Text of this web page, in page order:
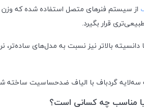
از سیستم فنرهای متصل استفاده شده که
قرار بگیرد.
دانسیته بالاتر نیز نسبت به مدل‌های
سه‌لایه گردباف با الیاف ضدحساسیت ساخته